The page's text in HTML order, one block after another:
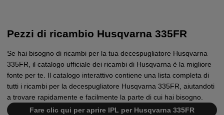
Pezzi di ricambio Husqvarna 335FR
Se hai bisogno di ricambi per la tua decespugliatore Husqvarna
335FR, il catalogo ufficiale dei ricambi di Husqvarna è la migliore
fonte per te. Il catalogo interattivo contiene una lista completa di
tutti i ricambi per la decespugliatore Husqvarna 335FR, aiutandoti
a trovare rapidamente e facilmente la parte di cui hai bisogno.
Fare clic qui per aprire IPL per Husqvarna 335FR